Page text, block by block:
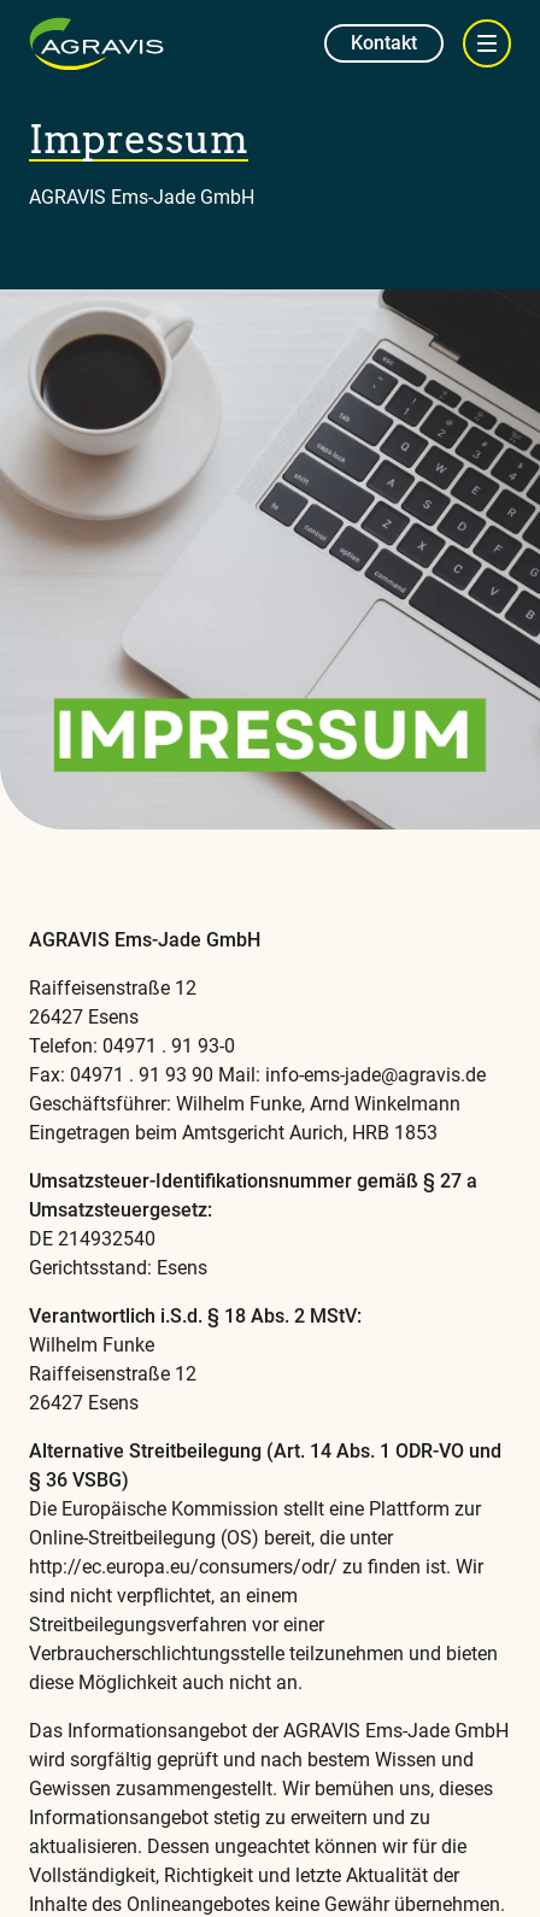
Kontakt
Impressum
AGRAVIS Ems-Jade GmbH
AGRAVIS Ems-Jade GmbH
Raiffeisenstraße 12
26427 Esens
Telefon: 04971 . 91 93-0
Fax: 04971 . 91 93 90 Mail: info-ems-jade@agravis.de
Geschäftsführer: Wilhelm Funke, Arnd Winkelmann
Eingetragen beim Amtsgericht Aurich, HRB 1853
Umsatzsteuer-Identifikationsnummer gemäß § 27 a
Umsatzsteuergesetz:
DE 214932540
Gerichtsstand: Esens
Verantwortlich i.S.d. § 18 Abs. 2 MStV:
Wilhelm Funke
Raiffeisenstraße 12
26427 Esens
Alternative Streitbeilegung (Art. 14 Abs. 1 ODR-VO und
§ 36 VSBG)
Die Europäische Kommission stellt eine Plattform zur
Online-Streitbeilegung (OS) bereit, die unter
http://ec.europa.eu/consumers/odr/ zu finden ist. Wir
sind nicht verpflichtet, an einem
Streitbeilegungsverfahren vor einer
Verbraucherschlichtungsstelle teilzunehmen und bieten
diese Möglichkeit auch nicht an.
Das Informationsangebot der AGRAVIS Ems-Jade GmbH
wird sorgfältig geprüft und nach bestem Wissen und
Gewissen zusammengestellt. Wir bemühen uns, dieses
Informationsangebot stetig zu erweitern und zu
aktualisieren. Dessen ungeachtet können wir für die
Vollständigkeit, Richtigkeit und letzte Aktualität der
Inhalte des Onlineangebotes keine Gewähr übernehmen.